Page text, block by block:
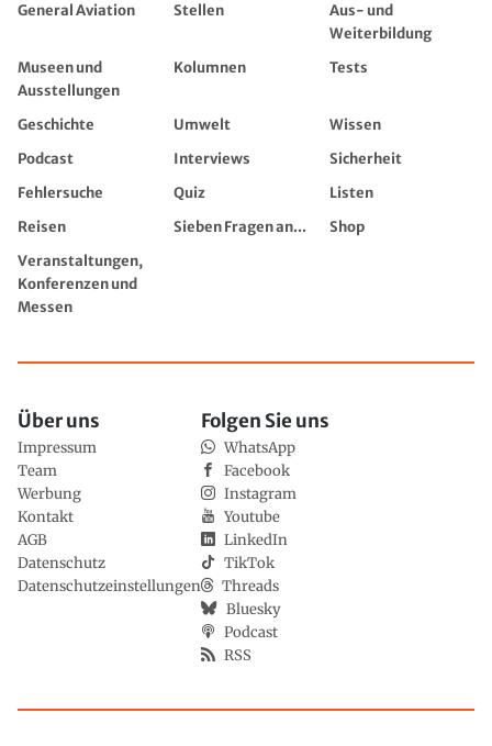
General Aviation
Stellen
Aus- und
Weiterbildung
Museen und
Ausstellungen
Kolumnen Tests
Geschichte Umwelt
Wissen
Podcast
Interviews
Sicherheit
Fehlersuche
Quiz
Listen
Reisen
Sieben Fragen an...
Shop
Veranstaltungen,
Konferenzen und
Messen
Über uns
Impressum
Team
Werbung
Kontakt
AGB
Datenschutz
Datenschutzeinstellungen
Folgen Sie uns
WhatsApp
Facebook
Instagram
Youtube
LinkedIn
TikTok
Threads
Bluesky
Podcast
RSS